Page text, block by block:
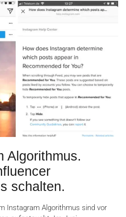
Algorithmus.
schalten.
Instagram Algorithmus sind vor